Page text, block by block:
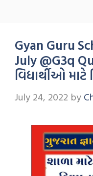
Gyan Guru
July @G3q
વિદ્યાર્થીઓ માટે
July 24, 2022 by